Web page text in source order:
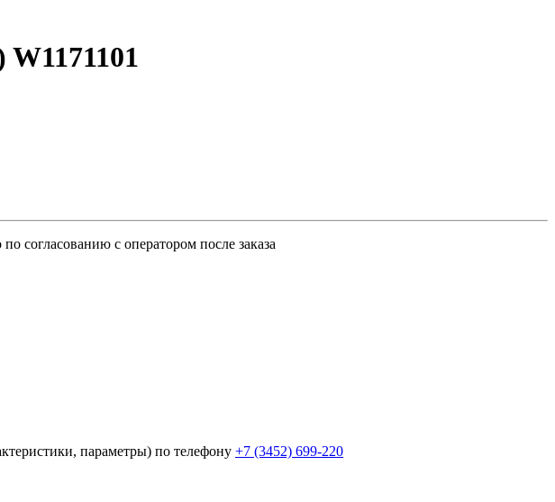
согласованию с оператором после заказа
параметры) по телефону +7 (3452) 699-220